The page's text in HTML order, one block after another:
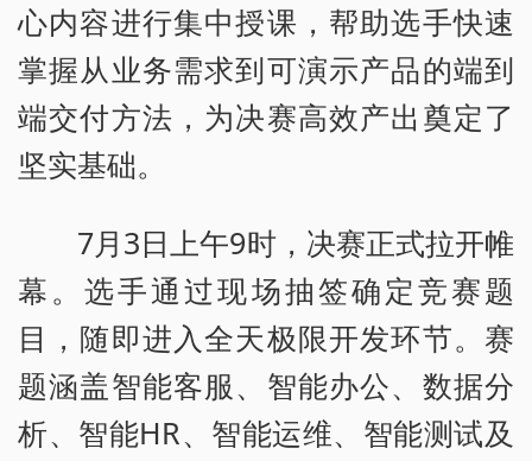
心内容进行集中授课，帮助选手快速
掌握从业务需求到可演示产品的端到
端交付方法，为决赛高效产出奠定了
坚实基础。
7月3日上午9时，决赛正式拉开帷
幕。选手通过现场抽签确定竞赛题
目，随即进入全天极限开发环节。赛
题涵盖智能客服、智能办公、数据分
析、智能HR、智能运维、智能测试及